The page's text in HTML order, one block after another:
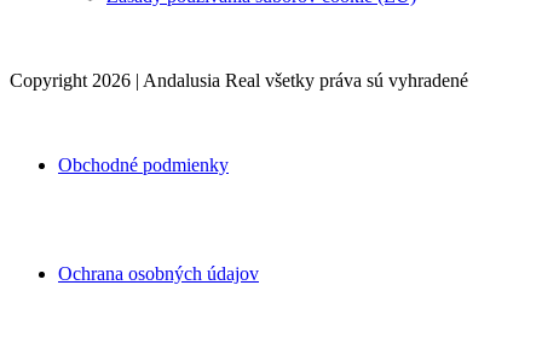
Copyright 2026 | Andalusia Real všetky práva sú vyhradené
Obchodné podmienky
Ochrana osobných údajov